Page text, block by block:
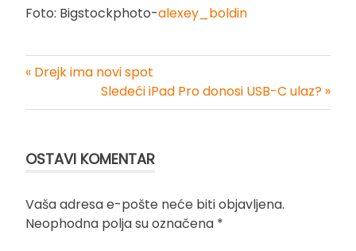
Foto: Bigstockphoto-alexey_boldin
Kretanje
« Drejk ima novi spot
Sledeći iPad Pro donosi USB-C ulaz? »
OSTAVI KOMENTAR
Vaša adresa e-pošte neće biti objavljena.
Neophodna polja su označena *